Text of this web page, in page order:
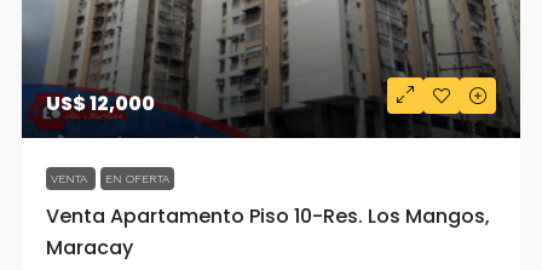
US$ 12,000
VENTA EN OFERTA
Venta Apartamento Piso 10-Res. Los Mangos,
Maracay